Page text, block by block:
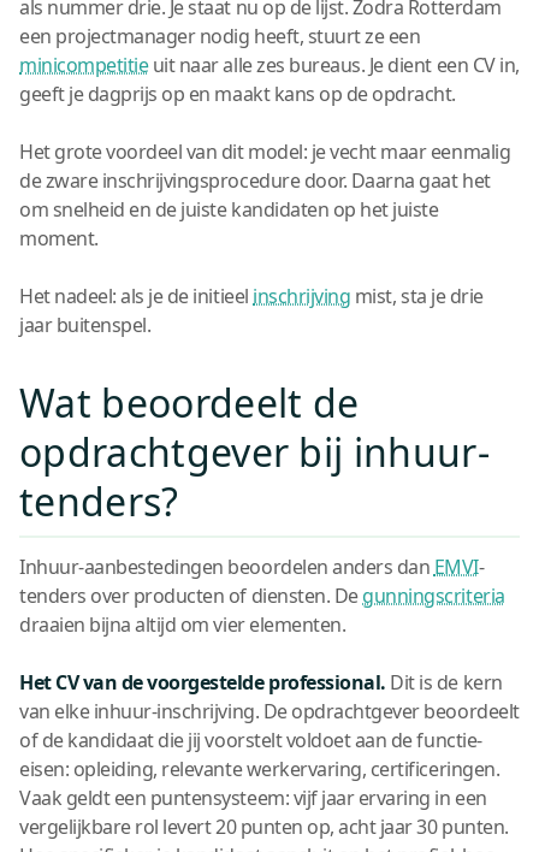
als nummer drie. Je staat nu op de lijst. Zodra Rotterdam
een projectmanager nodig heeft, stuurt ze een
minicompetitieuit naar alle zes bureaus. Je dient een CV in,
geeft je dagprijs op en maakt kans op de opdracht.
Het grote voordeel van dit model: je vecht maar eenmalig
de zware inschrijvingsprocedure door. Daarna gaat het
om snelheid en de juiste kandidaten op het juiste
moment.
Het nadeel: als je de initieel inschrijving mist, sta je drie
jaar buitenspel.
Wat beoordeelt de
opdrachtgever bij inhuur-
tenders?
Inhuur-aanbestedingen beoordelen anders dan EMVI-
tenders over producten of diensten. Degunningscriteria
draaien bijna altijd om vier elementen.
Het CV van de voorgestelde professional. Dit is de kern
van elke inhuur-inschrijving. De opdrachtgever beoordeelt
of de kandidaat die jij voorstelt voldoet aan de functie-
eisen: opleiding, relevante werkervaring, certificeringen.
Vaak geldt een puntensysteem: vijf jaar ervaring in een
vergelijkbare rol levert 20 punten op, acht jaar 30 punten.